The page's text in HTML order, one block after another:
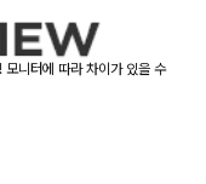
니터에 따라 차이가 있을 수